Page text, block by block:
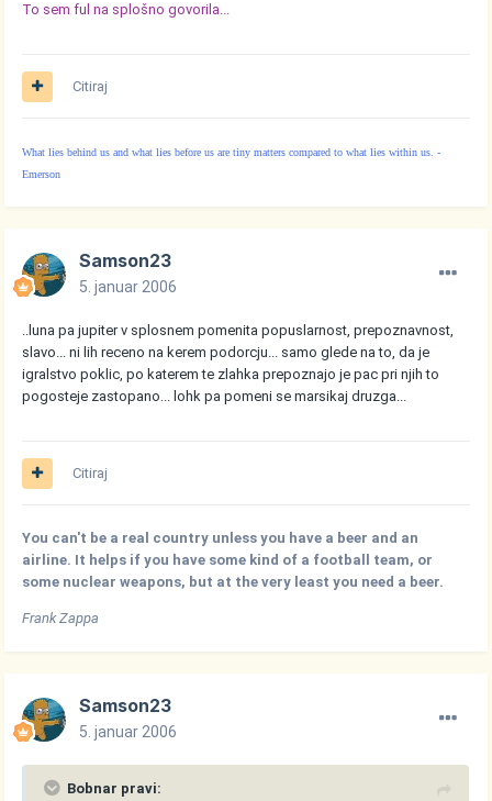
To sem ful na splošno govorila...
Citiraj
What lies behind us and what lies before us are tiny matters compared to what lies within us. -
Emerson
Samson23
5. januar 2006
..luna pa jupiter v splosnem pomenita popuslarnost, prepoznavnost,
slavo... ni lih receno na kerem podorcju... samo glede na to, da je
igralstvo poklic, po katerem te zlahka prepoznajo je pac pri njih to
pogosteje zastopano... lohk pa pomeni se marsikaj druzga...
Citiraj
You can't be a real country unless you have a beer and an
airline. It helps if you have some kind of a football team, or
some nuclear weapons, but at the very least you need a beer.
Frank Zappa
Samson23
5. januar 2006
Bobnar pravi: